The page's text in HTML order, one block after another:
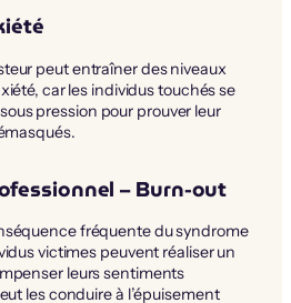
peut entraîner des niveaux
car les individus touchés se
pression pour prouver leur
– Burn-out
fréquente du syndrome
victimes peuvent réaliser un
leurs sentiments
les conduire à l’épuisement